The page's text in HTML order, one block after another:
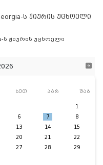
Georgia-ს ჟიურის უცხოელი
ს ჟიურის უცხოელი
ხუთ პარ შაბ
1
6 7
8
13 14
15
20 21
22
27 28
29